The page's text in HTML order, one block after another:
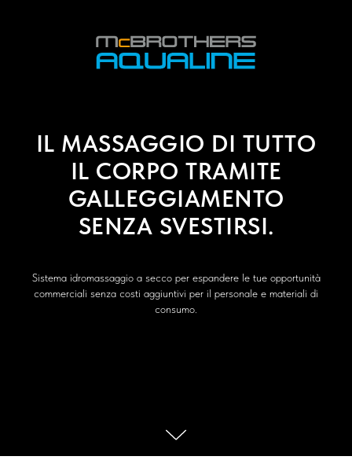
IL MASSAGGIO DI TUTTO
IL CORPO TRAMITE
GALLEGGIAMENTO
SENZA SVESTIRSI.
Sistema idromassaggio a secco per espandere le tue opportunità
commerciali senza costi aggiuntivi per il personale e materiali di
consumo.